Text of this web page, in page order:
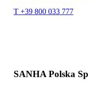
T +39 800 033 777
SANHA Polska